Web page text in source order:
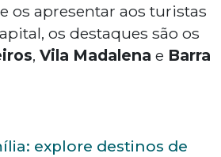
os apresentar aos turistas
os destaques são os
, Vila Madalena e Barra
explore destinos de